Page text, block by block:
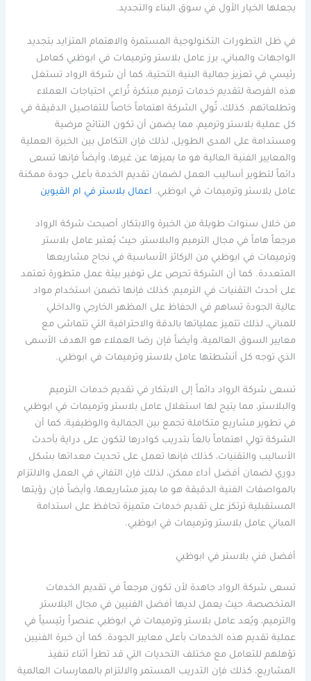
يجعلها الخيار الأول في سوق البناء والتجديد.
في ظل التطورات التكنولوجية المستمرة والاهتمام المتزايد بتجديد
الواجهات والمباني، برز عامل بلاستر وترميمات في ابوظبي كعامل
رئيسي في تعزيز جمالية البنية التحتية، كما أن شركة الرواد تستغل
هذه الفرصة لتقديم خدمات ترميم مبتكرة تُراعي احتياجات العملاء
وتطلعاتهم. كذلك، تُولي الشركة اهتماماً خاصاً للتفاصيل الدقيقة في
كل عملية بلاستر وترميم، مما يضمن أن تكون النتائج مرضية
ومستدامة على المدى الطويل، لذلك فإن التكامل بين الخبرة العملية
والمعايير الفنية العالية هو ما يميزها عن غيرها، وأيضاً فإنها تسعى
دائماً لتطوير أساليب العمل لضمان تقديم الخدمة بأعلى جودة ممكنة
عامل بلاستر وترميمات في ابوظبي. اعمال بلاستر في ام القيوين
من خلال سنوات طويلة من الخبرة والابتكار، أصبحت شركة الرواد
مرجعاً هاماً في مجال الترميم والبلاستر، حيث يُعتبر عامل بلاستر
وترميمات في ابوظبي من الركائز الأساسية في نجاح مشاريعها
المتعددة. كما أن الشركة تحرص على توفير بيئة عمل متطورة تعتمد
على أحدث التقنيات في الترميم، كذلك فإنها تضمن استخدام مواد
عالية الجودة تساهم في الحفاظ على المظهر الخارجي والداخلي
للمباني، لذلك تتميز عملياتها بالدقة والاحترافية التي تتماشى مع
معايير السوق العالمية، وأيضاً فإن رضا العملاء هو الهدف الأسمى
الذي توجه كل أنشطتها عامل بلاستر وترميمات في ابوظبي.
تسعى شركة الرواد دائماً إلى الابتكار في تقديم خدمات الترميم
والبلاستر، مما يتيح لها استغلال عامل بلاستر وترميمات في ابوظبي
في تطوير مشاريع متكاملة تجمع بين الجمالية والوظيفية، كما أن
الشركة تولي اهتماماً بالغاً بتدريب كوادرها لتكون على دراية بأحدث
الأساليب والتقنيات، كذلك فإنها تعمل على تحديث معداتها بشكل
دوري لضمان أفضل أداء ممكن، لذلك فإن التفاني في العمل والالتزام
بالمواصفات الفنية الدقيقة هو ما يميز مشاريعها، وأيضاً فإن رؤيتها
المستقبلية ترتكز على تقديم خدمات متميزة تحافظ على استدامة
المباني عامل بلاستر وترميمات في ابوظبي.
أفضل فني بلاستر في ابوظبي
تسعى شركة الرواد جاهدة لأن تكون مرجعاً في تقديم الخدمات
المتخصصة، حيث يعمل لديها أفضل الفنيين في مجال البلاستر
والترميم، ويُعد عامل بلاستر وترميمات في ابوظبي عنصراً رئيسياً في
عملية تقديم هذه الخدمات بأعلى معايير الجودة. كما أن خبرة الفنيين
تؤهلهم للتعامل مع مختلف التحديات التي قد تطرأ أثناء تنفيذ
المشاريع، كذلك فإن التدريب المستمر والالتزام بالممارسات العالمية